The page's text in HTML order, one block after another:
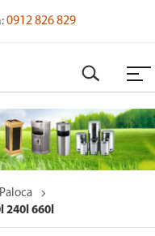
0912 826 829
240l 660l